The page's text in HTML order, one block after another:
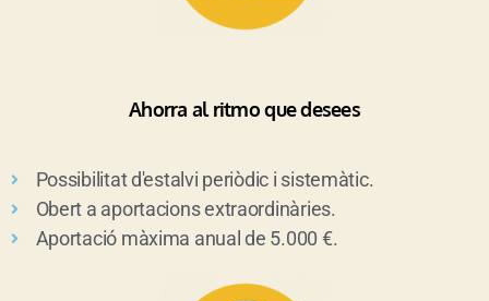
Ahorra al ritmo que desees​
Possibilitat d'estalvi periòdic i sistemàtic.
Obert a aportacions extraordinàries.
Aportació màxima anual de 5.000 €.